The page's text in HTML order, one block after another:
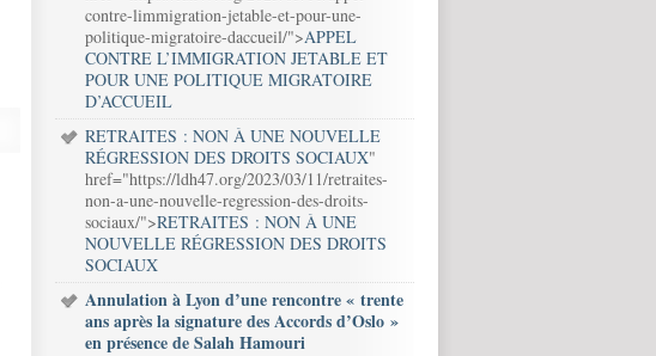
contre-limmigration-jetable-et-pour-une-
politique-migratoire-daccueil/">APPEL
CONTRE L’IMMIGRATION JETABLE ET
POUR UNE POLITIQUE MIGRATOIRE
D’ACCUEIL
RETRAITES : NON À UNE NOUVELLE
RÉGRESSION DES DROITS SOCIAUX"
href="https://ldh47.org/2023/03/11/retraites-
non-a-une-nouvelle-regression-des-droits-
sociaux/">RETRAITES : NON À UNE
NOUVELLE RÉGRESSION DES DROITS
SOCIAUX
Annulation à Lyon d’une rencontre « trente
ans après la signature des Accords d’Oslo »
en présence de Salah Hamouri